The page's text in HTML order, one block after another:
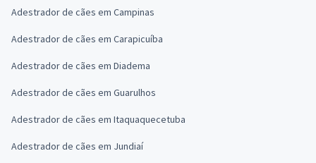
Adestrador de cães em Campinas
Adestrador de cães em Carapicuíba
Adestrador de cães em Diadema
Adestrador de cães em Guarulhos
Adestrador de cães em Itaquaquecetuba
Adestrador de cães em Jundiaí